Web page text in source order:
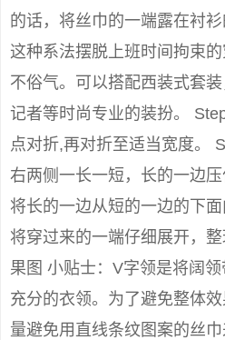
的话，将丝巾的一端露在衬衫
这种系法摆脱上班时间拘束
不俗气。可以搭配西装式套
记者等时尚专业的装扮。
点对折,再对折至适当宽度。
右两侧一长一短，长的一边压
将长的一边从短的一边的下面
将穿过来的一端仔细展开，
果图 小贴士：V字领是将阔
充分的衣领。为了避免整体
量避免用直线条纹图案的丝